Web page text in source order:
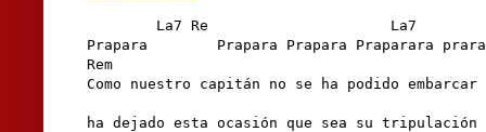
La7 Re                     La7
Prapara        Prapara Prapara Praparara
Rem
Como nuestro capitán no se ha podido
ha dejado esta ocasión que sea su